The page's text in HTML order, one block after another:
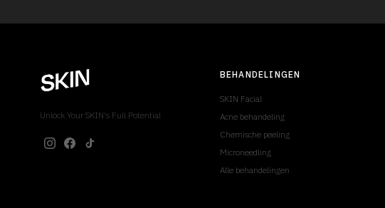
Unlock Your SKIN's Full Potential
BEHANDELINGEN
SKIN Facial
Acne behandeling
Chemische peeling
Microneedling
Alle behandelingen